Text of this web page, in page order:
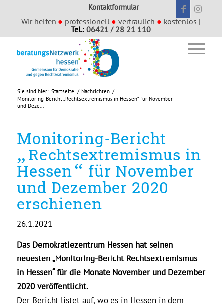
Kontaktformular
Wir helfen ● professionell ● vertraulich ● kostenlos |
Tel.:06421 / 28 21 110
Sie sind hier: Startseite / Nachrichten /
Monitoring-Bericht „Rechtsextremismus in Hessen“ für November
und Deze...
Monitoring-Bericht
„ Rechtsextremismus in
Hessen“ für November
und Dezember 2020
erschienen
26.1.2021
Das Demokratiezentrum Hessen hat seinen
neuesten „Monitoring-Bericht Rechtsextremismus
in Hessen“ für die Monate November und Dezember
2020 veröffentlicht.
Der Bericht listet auf, wo es in Hessen in dem